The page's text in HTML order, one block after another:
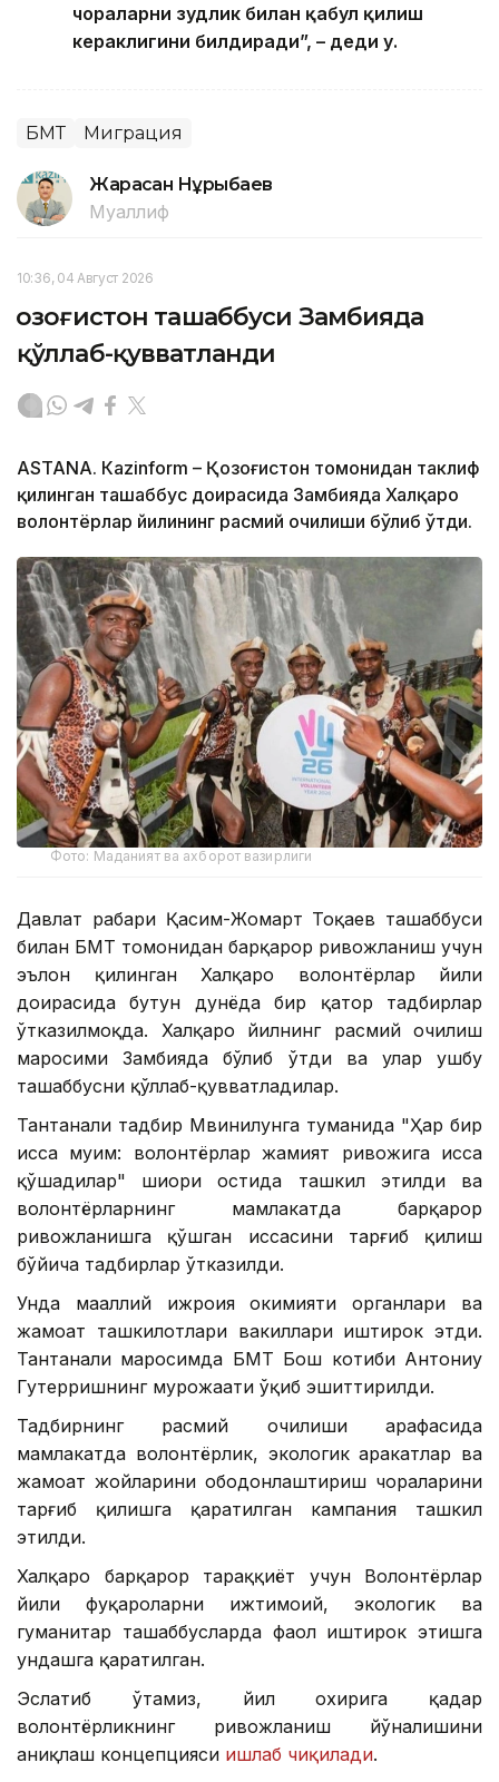
чораларни зудлик билан қабул қилиш
кераклигини билдиради”, – деди у.
БМТ Миграция
Жарасқан Нұрыбаев
Муаллиф
10:36, 04 Август 2026
Қозоғистон ташаббуси Замбияда
қўллаб-қувватланди
ASTANA. Кazinform – Қозоғистон томонидан таклиф
қилинган ташаббус доирасида Замбияда Халқаро
волонтёрлар йилининг расмий очилиши бўлиб ўтди.
Фото: Маданият ва ахборот вазирлиги
Давлат раҳбари Қасим-Жомарт Тоқаев ташаббуси
билан БМТ томонидан барқарор ривожланиш учун
эълон қилинган Халқаро волонтёрлар йили
доирасида бутун дунёда бир қатор тадбирлар
ўтказилмоқда. Халқаро йилнинг расмий очилиш
маросими Замбияда бўлиб ўтди ва улар ушбу
ташаббусни қўллаб-қувватладилар.
Тантанали тадбир Мвинилунга туманида "Ҳар бир
ҳисса муҳим: волонтёрлар жамият ривожига ҳисса
қўшадилар" шиори остида ташкил этилди ва
волонтёрларнинг мамлакатда барқарор
ривожланишга қўшган ҳиссасини тарғиб қилиш
бўйича тадбирлар ўтказилди.
Унда маҳаллий ижроия ҳокимияти органлари ва
жамоат ташкилотлари вакиллари иштирок этди.
Тантанали маросимда БМТ Бош котиби Антониу
Гутерришнинг мурожаати ўқиб эшиттирилди.
Тадбирнинг расмий очилиши арафасида
мамлакатда волонтёрлик, экологик ҳаракатлар ва
жамоат жойларини ободонлаштириш чораларини
тарғиб қилишга қаратилган кампания ташкил
этилди.
Халқаро барқарор тараққиёт учун Волонтёрлар
йили фуқароларни ижтимоий, экологик ва
гуманитар ташаббусларда фаол иштирок этишга
ундашга қаратилган.
Эслатиб ўтамиз, йил охирига қадар
волонтёрликнинг ривожланиш йўналишини
аниқлаш концепцияси ишлаб чиқилади.